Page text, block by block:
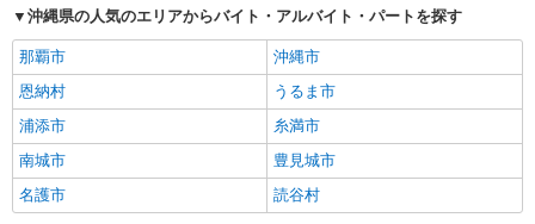
沖縄県の人気のエリアからバイト・アルバイト・パートを探す
那覇市
沖縄市
恩納村
うるま市
浦添市
糸満市
南城市
豊見城市
名護市
読谷村